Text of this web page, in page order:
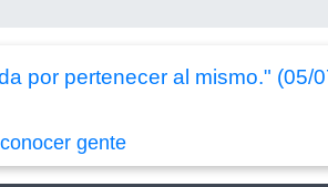
por pertenecer al mismo." (05/
gente